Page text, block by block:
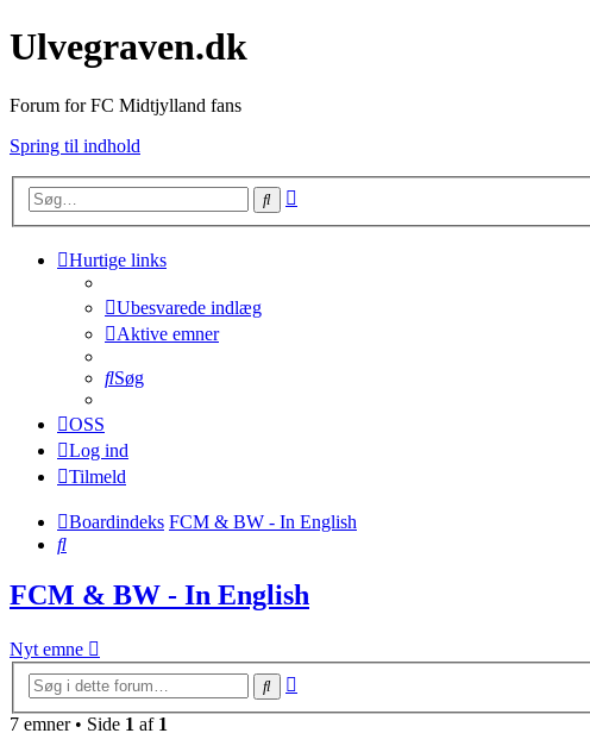
Ulvegraven.dk
Forum for FC Midtjylland fans
Spring til indhold
Søg
Hurtige links
Ubesvarede indlæg
Aktive emner
Søg
OSS
Log ind
Tilmeld
Boardindeks FCM & BW - In English
Søg
FCM & BW - In English
Nyt emne
Søg
7 emner • Side 1 af 1